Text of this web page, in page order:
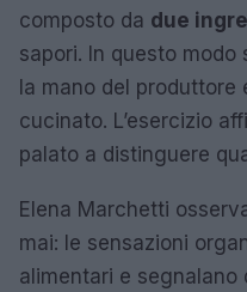
composto da due
sapori. In questo modo
la mano del produttore
cucinato. L’esercizio
palato a distinguere
Elena Marchetti
mai: le sensazioni
alimentari e segnalano